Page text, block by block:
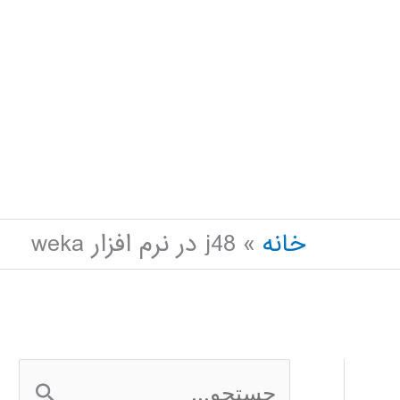
خانه
j48 در نرم افزار weka